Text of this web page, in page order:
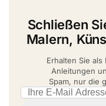
Schließen
Malern,
Erhalten Sie
Anleitungen
Spam, nur die
Email address